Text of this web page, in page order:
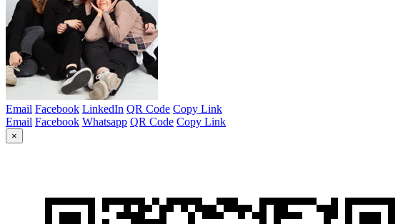
Email Facebook LinkedIn QR Code Copy Link
Email Facebook Whatsapp QR Code Copy Link
×